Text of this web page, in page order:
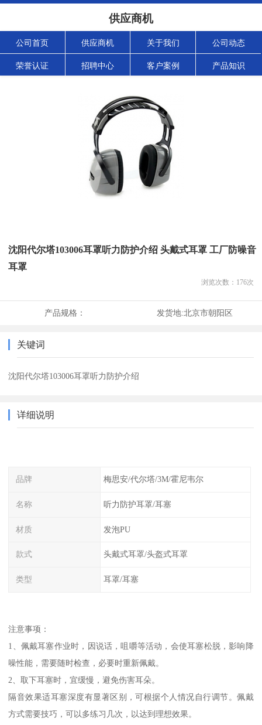
供应商机
公司首页 供应商机 关于我们 公司动态
荣誉认证 招聘中心 客户案例 产品知识
沈阳代尔塔103006耳罩听力防护介绍 头戴式耳罩 工厂防噪音
耳罩
浏览次数： 176次
产品规格： 发货地:北京市朝阳区
关键词
沈阳代尔塔103006耳罩听力防护介绍
详细说明
品牌 梅思安/代尔塔/3M/霍尼韦尔
名称 听力防护耳罩/耳塞
材质 发泡PU
款式 头戴式耳罩/头盔式耳罩
类型 耳罩/耳塞
注意事项：
1、佩戴耳塞作业时，因说话，咀嚼等活动，会使耳塞松脱，影响降
噪性能，需要随时检查，必要时重新佩戴。
2、取下耳塞时，宜缓慢，避免伤害耳朵。
隔音效果适耳塞深度有显著区别，可根据个人情况自行调节。佩戴
方式需要技巧，可以多练习几次，以达到理想效果。